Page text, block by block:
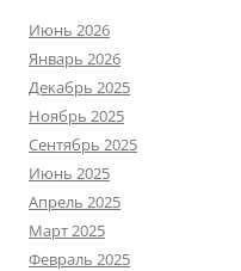
Июнь 2026
Январь 2026
Декабрь 2025
Ноябрь 2025
Сентябрь 2025
Июнь 2025
Апрель 2025
Март 2025
Февраль 2025